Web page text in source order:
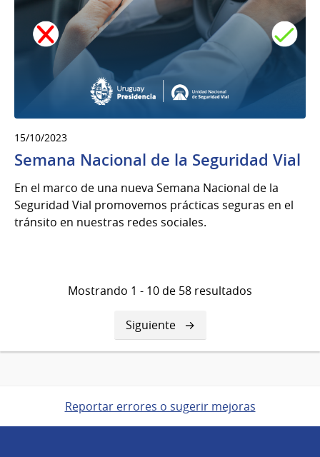
15/10/2023
Semana Nacional de la Seguridad Vial
En el marco de una nueva Semana Nacional de la
Seguridad Vial promovemos prácticas seguras en el
tránsito en nuestras redes sociales.
Mostrando 1 - 10 de 58 resultados
Siguiente
página
Siguiente
Reportar errores o sugerir mejoras